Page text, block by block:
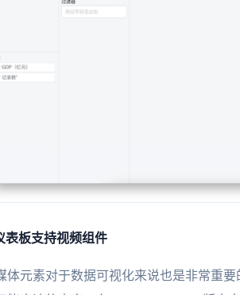
表板支持视频组件
体元素对于数据可视化来说也是非常重